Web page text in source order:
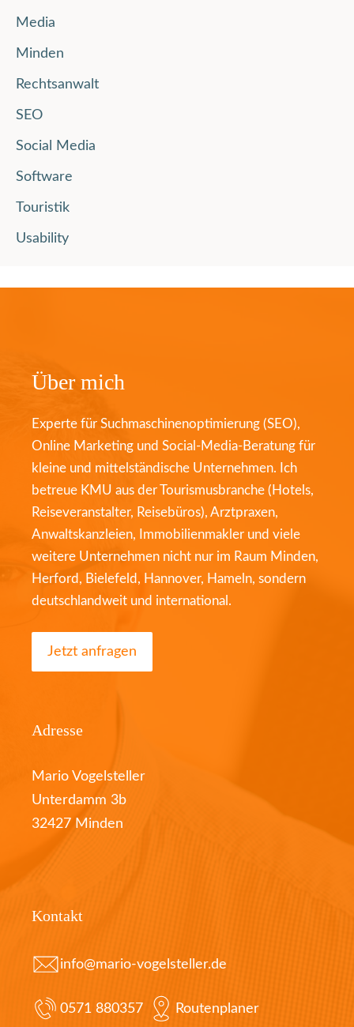
Media
Minden
Rechtsanwalt
SEO
Social Media
Software
Touristik
Usability
Über mich
Experte für Suchmaschinenoptimierung (SEO),
Online Marketing und Social-Media-Beratung für
kleine und mittelständische Unternehmen. Ich
betreue KMU aus der Tourismusbranche (Hotels,
Reiseveranstalter, Reisebüros), Arztpraxen,
Anwaltskanzleien, Immobilienmakler und viele
weitere Unternehmen nicht nur im Raum Minden,
Herford, Bielefeld, Hannover, Hameln, sondern
deutschlandweit und international.
Jetzt anfragen
Adresse
Mario Vogelsteller
Unterdamm 3b
32427 Minden
Kontakt
info@mario-vogelsteller.de
0571 880357 Routenplaner